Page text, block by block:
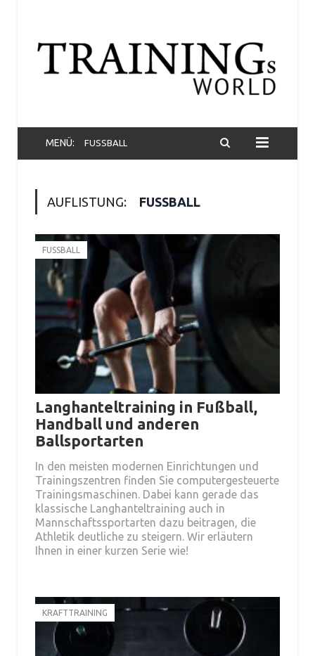
MENÜ: FUSSBALL
AUFLISTUNG: FUSSBALL
FUSSBALL
Langhanteltraining in Fußball,
Handball und anderen
Ballsportarten
In den meisten modernen Einrichtungen und
Trainingszentren finden Sie computergesteuerte
Trainingsmaschinen. Dabei kann gerade das
klassische Langhanteltraining auch in
Mannschaftssportarten dazu beitragen, die
Athletik deutliche zu steigern. Wir erläutern
Ihnen in einer kurzen Serie wie!
KRAFTTRAINING